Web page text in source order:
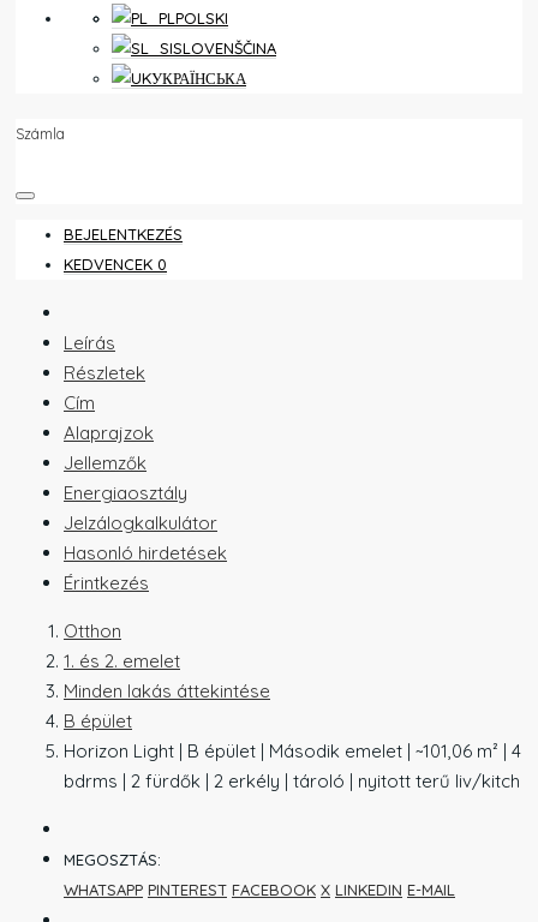
KEDVENCEK 0
POLSKI
SLOVENŠČINA
УКРАЇНСЬКА
Számla
BEJELENTKEZÉS
KEDVENCEK 0
Leírás
Részletek
Cím
Alaprajzok
Jellemzők
Energiaosztály
Jelzálogkalkulátor
Hasonló hirdetések
Érintkezés
Otthon
1. és 2. emelet
Minden lakás áttekintése
B épület
Horizon Light | B épület | Második emelet | ~101,06 m² | 4
bdrms | 2 fürdők | 2 erkély | tároló | nyitott terű liv/kitch
MEGOSZTÁS:
WHATSAPP PINTEREST FACEBOOK X LINKEDIN E-MAIL